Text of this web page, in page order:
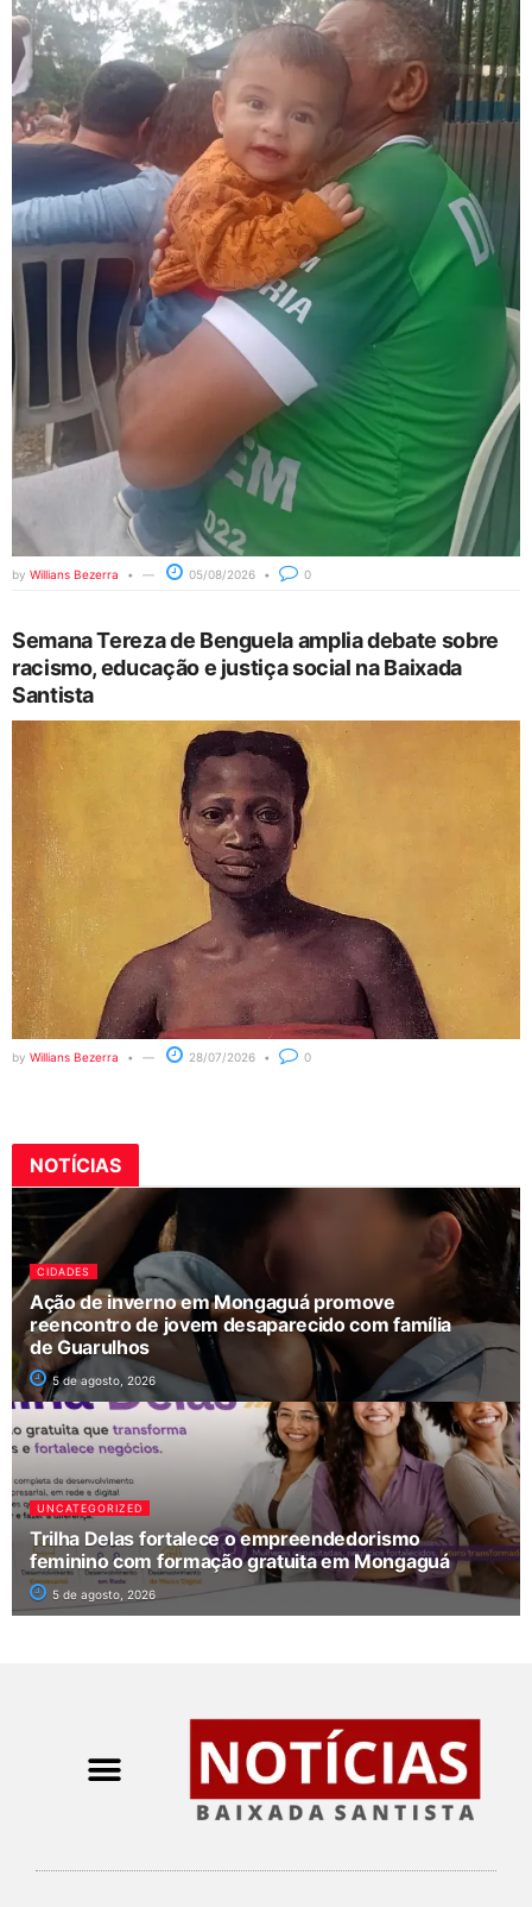
by Willians Bezerra 05/08/2026 0
Semana Tereza de Benguela amplia debate sobre
racismo, educação e justiça social na Baixada
Santista
by Willians Bezerra 28/07/2026 0
NOTÍCIAS
CIDADES
Ação de inverno em Mongaguá promove
reencontro de jovem desaparecido com família
de Guarulhos
5 de agosto, 2026
UNCATEGORIZED
Trilha Delas fortalece o empreendedorismo
feminino com formação gratuita em Mongaguá
5 de agosto, 2026